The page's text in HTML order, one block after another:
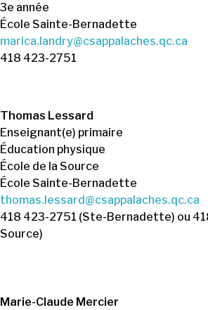
3e année
École Sainte-Bernadette
marica.landry@csappalaches.qc.ca
418 423-2751
Thomas Lessard
Enseignant(e) primaire
Éducation physique
École de la Source
École Sainte-Bernadette
thomas.lessard@csappalaches.qc.ca
418 423-2751 (Ste-Bernadette) ou
Source)
Marie-Claude Mercier